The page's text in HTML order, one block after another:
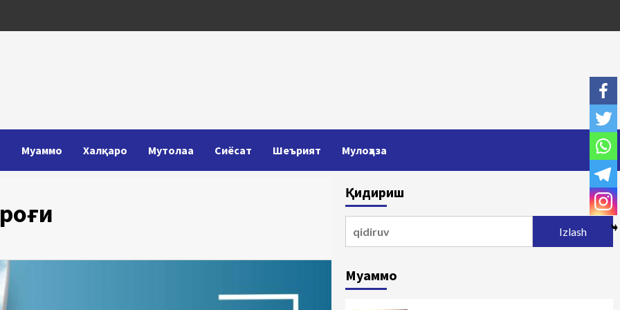
Муаммо Халқаро Мутолаа Сиёсат Шеърият Мулоҳаза
Қидириш
Муаммо